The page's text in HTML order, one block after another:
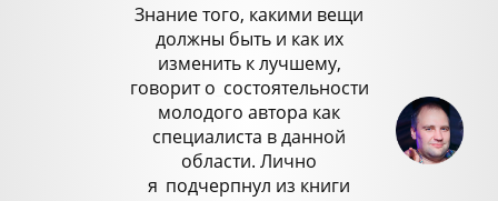
Знание того, какими вещи
должны быть и как их
изменить к лучшему,
говорит о состоятельности
молодого автора как
специалиста в данной
области. Лично
я подчерпнул из книги